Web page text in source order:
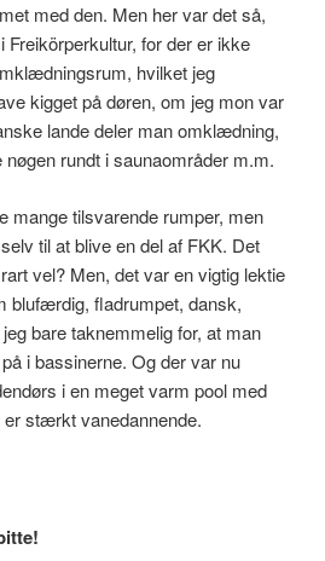
med den. Men her var det så,
Freikörperkultur, for der er ikke
hvilket jeg
kigget på døren, om jeg mon var
lande deler man omklædning,
rundt i saunaområder m.m.
mange tilsvarende rumper, men
til at blive en del af FKK. Det
vel? Men, det var en vigtig lektie
blufærdig, fladrumpet, dansk,
bare taknemmelig for, at man
i bassinerne. Og der var nu
i en meget varm pool med
stærkt vanedannende.